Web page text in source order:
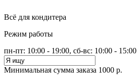
Всё для кондитера
Режим работы
пн-пт: 10:00 - 19:00, сб-вс: 10:00 - 15:00
Минимальная сумма заказа 1000 р.